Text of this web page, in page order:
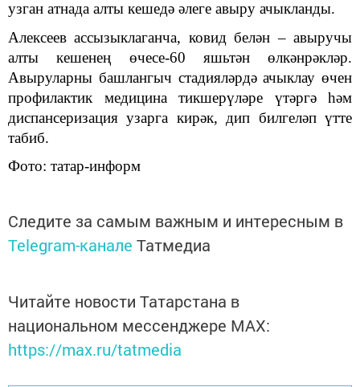
узган атнада алты кешедә әлеге авыру ачыкланды.
Алексеев ассызыклаганча, ковид белән – авыручы
алты кешенең өчесе-60 яшьтән өлкәнрәкләр.
Авыруларны башлангыч стадияләрдә ачыклау өчен
профилактик медицина тикшерүләре үтәргә һәм
диспансеризация узарга кирәк, дип билгеләп үтте
табиб.
Фото: татар-информ
Следите за самым важным и интересным в
Telegram-канале Татмедиа
Читайте новости Татарстана в
национальном мессенджере MАХ:
https://max.ru/tatmedia